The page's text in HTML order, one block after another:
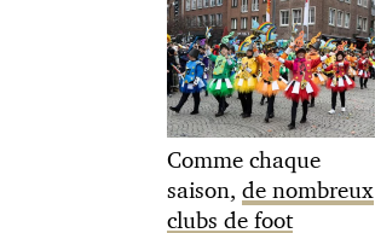
Comme chaque
saison, de nombreux
clubs de foot